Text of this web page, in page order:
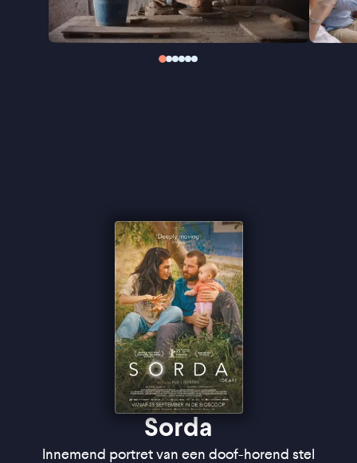
★★★★ NRC
"Prachtige, intieme en ontroerende film die een
groot publiek verdient" ★★★★
Sorda
Innemend portret van een doof-horend stel